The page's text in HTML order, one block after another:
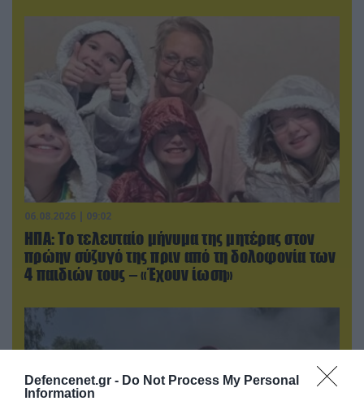
Defencenet.gr - Do Not Process My Personal
Information
06.08.2026 | 09:02
ΗΠΑ: Το τελευταίο μήνυμα της μητέρας στον
πρώην σύζυγό της πριν από τη δολοφονία των
4 παιδιών τους – «Έχουν ίωση»